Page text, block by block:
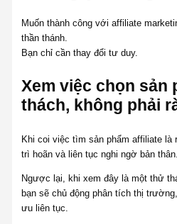
Muốn thành công với affiliate
thần thánh.
Bạn chỉ cần thay đổi tư duy.
Xem việc chọn sản
thách, không phải
Khi coi việc tìm sản phẩm affiliate là
trì hoãn và liên tục nghi ngờ bản thân.
Ngược lại, khi xem đây là một thử
bạn sẽ chủ động phân tích thị
ưu liên tục.